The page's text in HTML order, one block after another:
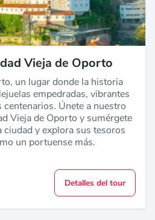
Vieja de Oporto
un lugar donde la historia
empedradas, vibrantes
Únete a nuestro
Vieja de Oporto y sumérgete
ciudad y explora sus tesoros
un portuense más.
Detalles del tour